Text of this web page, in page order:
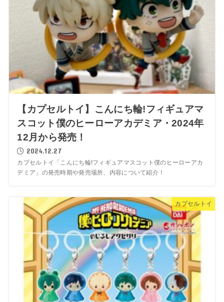
【カプセルトイ】こんにち輪!フィギュアマ
スコット僕のヒーローアカデミア・2024年
12月から発売！
2024.12.27
カプセルトイ「こんにち輪!フィギュアマスコット僕のヒーローアカ
デミア」の発売時期や発売場所、内容について紹介！
カプセルトイ